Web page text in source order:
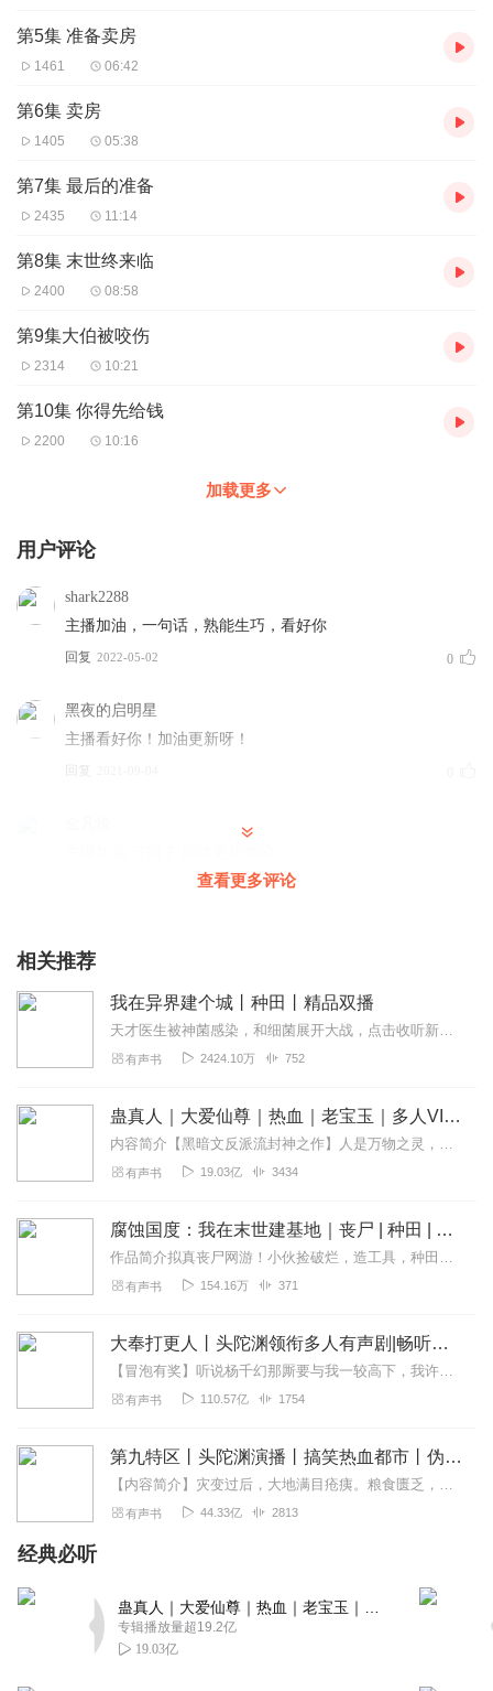
第5集 准备卖房
1461 06:42
第6集 卖房
1405 05:38
第7集 最后的准备
2435 11:14
第8集 末世终来临
2400 08:58
第9集大伯被咬伤
2314 10:21
第10集 你得先给钱
2200 10:16
加载更多
用户评论
shark2288
主播加油，一句话，熟能生巧，看好你
回复 2022-05-02 0
黑夜的启明星
主播看好你！加油更新呀！
回复
更新啊你又不更新咋听
2021-05-30
甜甜的苦瓜汁
2022-03-12
断桥爱上残雪
2021-12-17
村头大帅
再来播讲会好很多
2021-11-04
我不喜欢单人了，说的什么话，普通话，OK。
2021-08-15
你这口音，舌头得治啊！
查看更多评论
相关推荐
我在异界建个城丨种田丨精品双播
天才医生被神菌感染，和细菌展开大战，点击收听新书《花都狂医|爆笑异能细菌大战|多人有声剧》【内容简介】穿越到异界的恒彦林，不小心砸死了女帝的宠物，为了保...
有声书 2424.10万 752
蛊真人｜大爱仙尊｜热血｜老宝玉｜多人VIP免费有声剧
内容简介【黑暗文反派流封神之作】人是万物之灵，蛊是天地真精。一个穿越者不断重生的故事。一个养蛊、炼蛊、用蛊的奇特世界。配音组（男角色）老宝玉旁白...
有声书 19.03亿 3434
腐蚀国度：我在末世建基地｜丧尸 | 种田 | 捡垃圾 | 造工具 | 多人有声剧
作品简介拟真丧尸网游！小伙捡破烂，造工具，种田，打怪，在积极生存中寻找人类在对抗丧尸病毒中失败的原因。作者简介虾写，起点中文网签约作家，作品《贼警》荣获第二届网...
有声书 154.16万 371
大奉打更人丨头陀渊领衔多人有声剧|畅听全集|王鹤棣、田曦薇主演影视剧原著|卖报小郎君
【冒泡有奖】听说杨千幻那厮要与我一较高下，我许七安要开始装叉了！快进入声音播放页戳下方输入框，冒个泡偷偷告诉我，我要用哪些诗词才能胜过他？说得好的，有赏！202...
有声书 110.57亿 1754
第九特区丨头陀渊演播丨搞笑热血都市丨伪戒丨VIP免费多人有声剧
【内容简介】灾变过后，大地满目疮痍。粮食匮乏，资源紧俏，局势混乱……一位从待规划区杀出来的青年，背对着漫天黄沙，孤身来到九区谋生，却不曾想偶然结识三五好友，一念...
有声书 44.33亿 2813
经典必听
专辑播放量超19.2亿
19.03亿